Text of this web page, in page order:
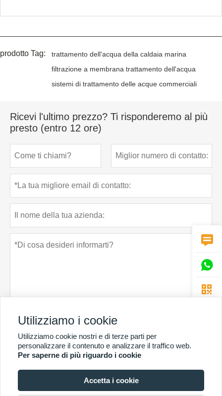
prodotto Tag:
trattamento dell'acqua della caldaia marina
filtrazione a membrana trattamento dell'acqua
sistemi di trattamento delle acque commerciali
Ricevi l'ultimo prezzo? Ti risponderemo al più
presto (entro 12 ore)
presentare Politica sulla riservatezza



Utilizziamo i cookie
Utilizziamo cookie nostri e di terze parti per
personalizzare il contenuto e analizzare il traffico web.
Per saperne di più riguardo i cookie
Accetta i cookie